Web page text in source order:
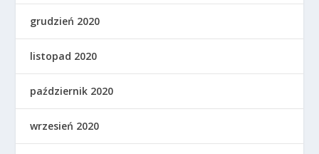
grudzień 2020
listopad 2020
październik 2020
wrzesień 2020